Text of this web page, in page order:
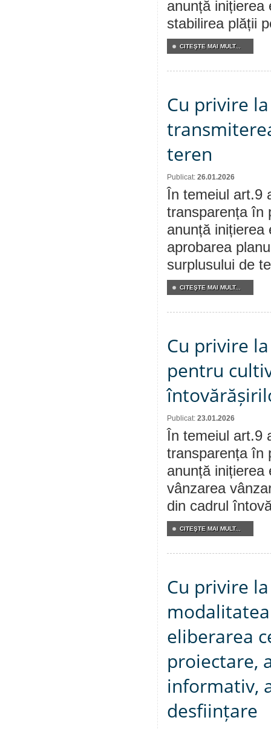
anunță inițierea
stabilirea plății
CITEŞTE MAI MULT...
Cu privire
teren
Publicat: 26.01.2026
În temeiul art.9
transparența în
anunță inițierea
aprobarea
surplusului de
CITEŞTE MAI MULT...
Cu privire
pentru
Publicat: 23.01.2026
În temeiul art.9
transparența în
anunță inițierea
vânzarea
din cadrul
CITEŞTE MAI MULT...
Cu privire
eliberarea
proiectare,
informativ,
desființare